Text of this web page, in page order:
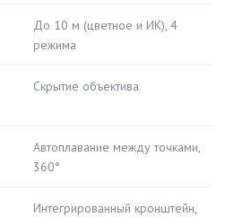
До 10 м (цветное и ИК), 4
режима
Скрытие объектива
Автоплавание между точками,
360°
Интегрированный кронштейн,